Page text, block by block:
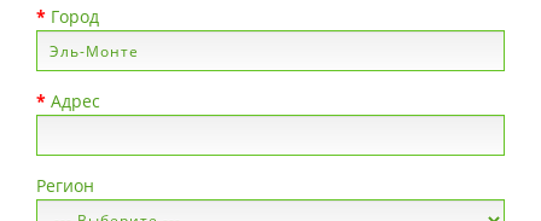
Город
Адрес
Регион